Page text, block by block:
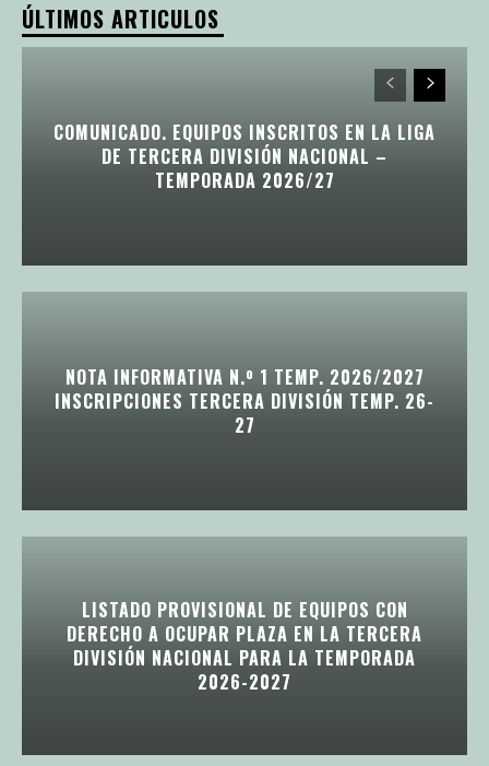
ÚLTIMOS ARTICULOS
COMUNICADO. EQUIPOS INSCRITOS EN LA LIGA
DE TERCERA DIVISIÓN NACIONAL –
TEMPORADA 2026/27
NOTA INFORMATIVA N.º 1 TEMP. 2026/2027
INSCRIPCIONES TERCERA DIVISIÓN TEMP. 26-
27
LISTADO PROVISIONAL DE EQUIPOS CON
DERECHO A OCUPAR PLAZA EN LA TERCERA
DIVISIÓN NACIONAL PARA LA TEMPORADA
2026-2027